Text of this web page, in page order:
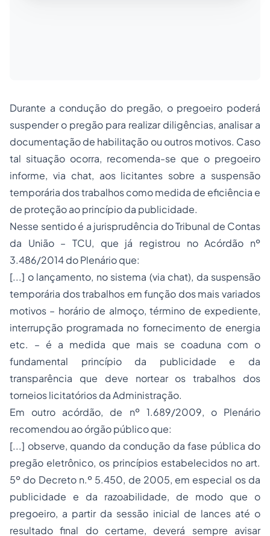
Durante a condução do pregão, o pregoeiro poderá
suspender o pregão para realizar diligências, analisar a
documentação de habilitação ou outros motivos. Caso
tal situação ocorra, recomenda-se que o pregoeiro
informe, via chat, aos licitantes sobre a suspensão
temporária dos trabalhos como medida de eficiência e
de proteção ao princípio da publicidade.
Nesse sentido é a jurisprudência doTribunal de Contas
da União – TCU, que já registrou no Acórdão nº
3.486/2014 do Plenário que:
[...] o lançamento, no sistema (via chat), da suspensão
temporária dos trabalhos em função dos mais variados
motivos – horário de almoço, término de expediente,
interrupção programada no fornecimento de energia
etc. – é a medida que mais se coaduna com o
fundamental princípio da publicidade e da
transparência que deve nortear os trabalhos dos
torneios licitatórios da Administração.
Em outro acórdão, de nº 1.689/2009, o Plenário
recomendou ao órgão público que:
[...] observe, quando da condução da fase pública do
pregão eletrônico, os princípios estabelecidos no art.
5º do Decreto n.º 5.450, de 2005, em especial os da
publicidade e da razoabilidade, de modo que o
pregoeiro, a partir da sessão inicial de lances até o
resultado final do certame, deverá sempre avisar